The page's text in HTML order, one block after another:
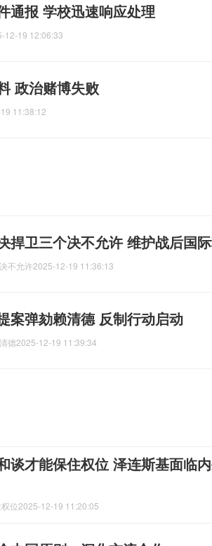
通报 学校迅速响应处理
12-19 12:06:33
政治赌博失败
11:38:12
捍卫三个决不允许 维护战后国
不允许2025-12-19 11:36:13
案弹劾赖清德 反制行动启动
德2025-12-19 11:39:34
谈才能保住权位 泽连斯基面临
位2025-12-19 11:20:05